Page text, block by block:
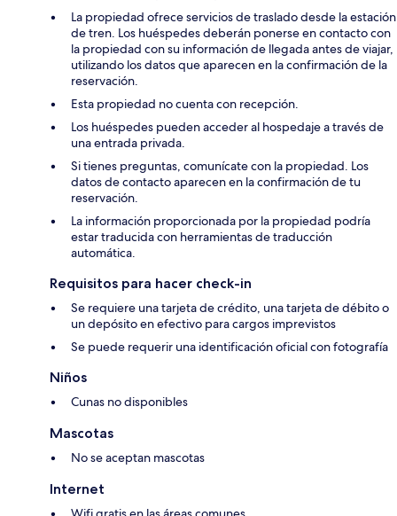
La propiedad ofrece servicios de traslado desde la estación
de tren. Los huéspedes deberán ponerse en contacto con
la propiedad con su información de llegada antes de viajar,
utilizando los datos que aparecen en la confirmación de la
reservación.
Esta propiedad no cuenta con recepción.
Los huéspedes pueden acceder al hospedaje a través de
una entrada privada.
Si tienes preguntas, comunícate con la propiedad. Los
datos de contacto aparecen en la confirmación de tu
reservación.
La información proporcionada por la propiedad podría
estar traducida con herramientas de traducción
automática.
Requisitos para hacer check-in
Se requiere una tarjeta de crédito, una tarjeta de débito o
un depósito en efectivo para cargos imprevistos
Se puede requerir una identificación oficial con fotografía
Niños
Cunas no disponibles
Mascotas
No se aceptan mascotas
Internet